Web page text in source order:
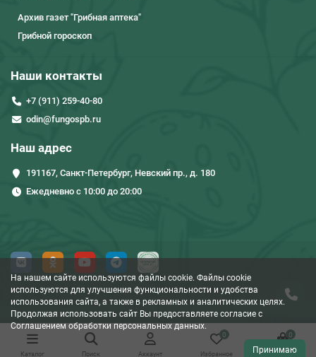
На нашем сайте используются файлы cookie. Файлы cookie
используются для улучшения функциональности и удобства
использования сайта, а также в рекламных и аналитических целях.
Продолжая использовать сайт Вы предоставляете согласие c
Соглашением обработки персональных данных.
Принимаю
Архив газет "Грибная аптека"
Грибной гороскоп
Наши контакты
+7 (911) 259-40-80
odin@fungospb.ru
Наш адрес
191167, Санкт-Петербург, Невский пр., д. 180
Ежедневно с 10:00 до 20:00
Каталог Поиск Аккаунт
0
Избранное
0
Корзина